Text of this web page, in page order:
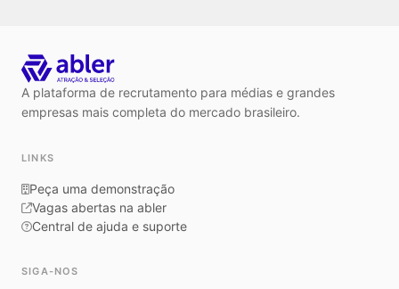
A plataforma de recrutamento para médias e grandes
empresas mais completa do mercado brasileiro.
LINKS
Peça uma demonstração
Vagas abertas na abler
Central de ajuda e suporte
SIGA-NOS